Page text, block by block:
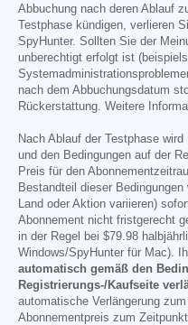
Abbuchung nach deren Ablauf
Testphase kündigen, verlieren
SpyHunter. Sollten Sie der
unberechtigt erfolgt ist
nach dem Abbuchungsdatum
Rückerstattung. Weitere
Nach Ablauf der Testphase
und den Bedingungen auf der
Preis für den
Bestandteil dieser
Land oder Aktion variieren)
Abonnement nicht fristgerecht
in der Regel bei $79.98
Windows/SpyHunter für Mac).
automatisch gemäß den
Registrierungs-/Kaufseite
automatische Verlängerung
Abonnementpreis zum